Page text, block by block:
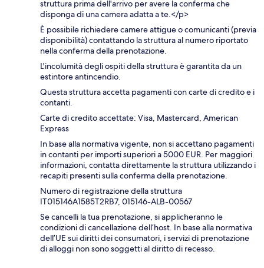
struttura prima dell'arrivo per avere la conferma che
disponga di una camera adatta a te.</p>
È possibile richiedere camere attigue o comunicanti (previa
disponibilità) contattando la struttura al numero riportato
nella conferma della prenotazione.
L'incolumità degli ospiti della struttura è garantita da un
estintore antincendio.
Questa struttura accetta pagamenti con carte di credito e i
contanti.
Carte di credito accettate: Visa, Mastercard, American
Express
In base alla normativa vigente, non si accettano pagamenti
in contanti per importi superiori a 5000 EUR. Per maggiori
informazioni, contatta direttamente la struttura utilizzando i
recapiti presenti sulla conferma della prenotazione.
Numero di registrazione della struttura
IT015146A1585T2RB7, 015146-ALB-00567
Se cancelli la tua prenotazione, si applicheranno le
condizioni di cancellazione dell’host. In base alla normativa
dell’UE sui diritti dei consumatori, i servizi di prenotazione
di alloggi non sono soggetti al diritto di recesso.